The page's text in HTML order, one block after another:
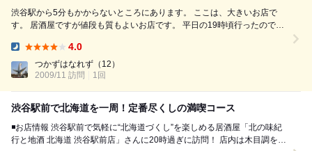
渋谷駅から5分もかからないところにあります。 ここは、大きいお店で
す。 居酒屋ですが値段も質もよいお店です。 平日の19時頃行ったのです
お客さんが来店していてだいぶ混んでいました。 今回はおおきな熊の置
物の近くのタッチパネルのある席でした。 ドリンクを決め後はお目当て
のカニです！！ 実はカニが食べたくて...
4.0
つかずはなれず （12）
2009/11 訪問
1回
渋谷駅前で北海道を一周！定番尽くしの満喫コース
◾️お店情報 渋谷駅前で気軽に“北海道づくし”を楽しめる居酒屋「北の味紀
行と地酒 北海道 渋谷駅前店」さんに20時過ぎに訪問！ 店内は木目調をベ